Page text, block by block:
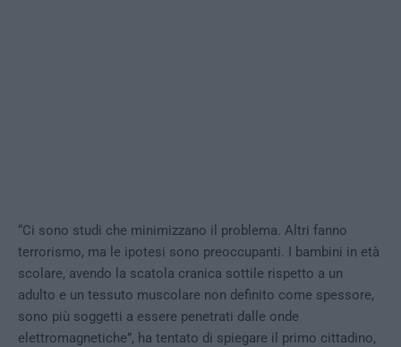
“Ci sono studi che minimizzano il problema. Altri fanno
terrorismo, ma le ipotesi sono preoccupanti. I bambini in età
scolare, avendo la scatola cranica sottile rispetto a un
adulto e un tessuto muscolare non definito come spessore,
sono più soggetti a essere penetrati dalle onde
elettromagnetiche”, ha tentato di spiegare il primo cittadino,